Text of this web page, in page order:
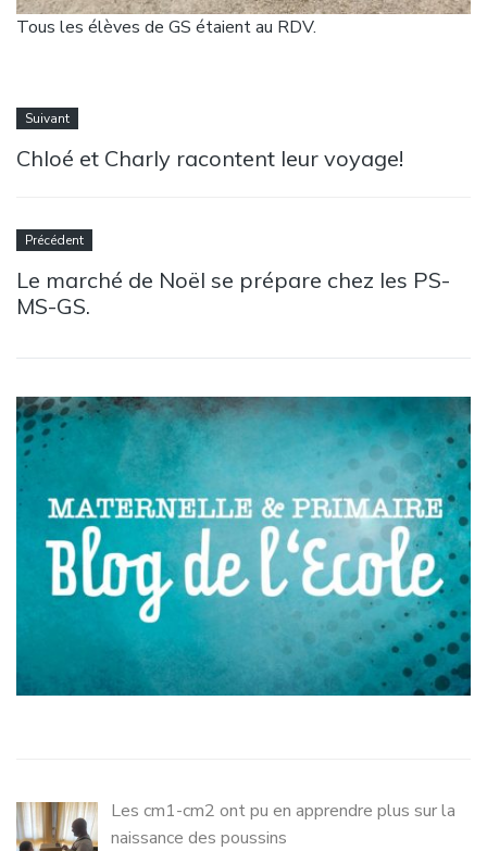
Tous les élèves de GS étaient au RDV.
Suivant
Chloé et Charly racontent leur voyage!
Précédent
Le marché de Noël se prépare chez les PS-
MS-GS.
Les cm1-cm2 ont pu en apprendre plus sur la
naissance des poussins